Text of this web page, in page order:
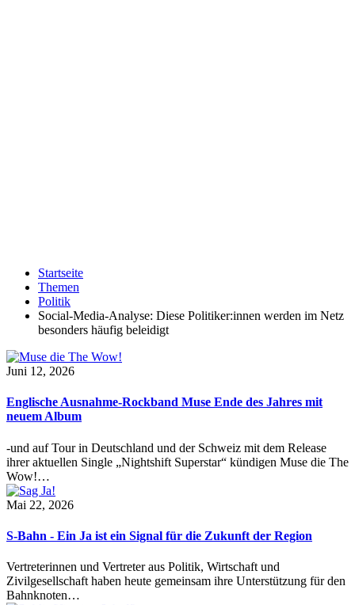
Startseite
Themen
Politik
Social-Media-Analyse: Diese Politiker:innen werden im Netz
besonders häufig beleidigt
Juni 12, 2026
Englische Ausnahme-Rockband Muse Ende des Jahres mit
neuem Album
-und auf Tour in Deutschland und der Schweiz mit dem Release
ihrer aktuellen Single „Nightshift Superstar“ kündigen Muse die The
Wow!…
Mai 22, 2026
S-Bahn - Ein Ja ist ein Signal für die Zukunft der Region
Vertreterinnen und Vertreter aus Politik, Wirtschaft und
Zivilgesellschaft haben heute gemeinsam ihre Unterstützung für den
Bahnknoten…